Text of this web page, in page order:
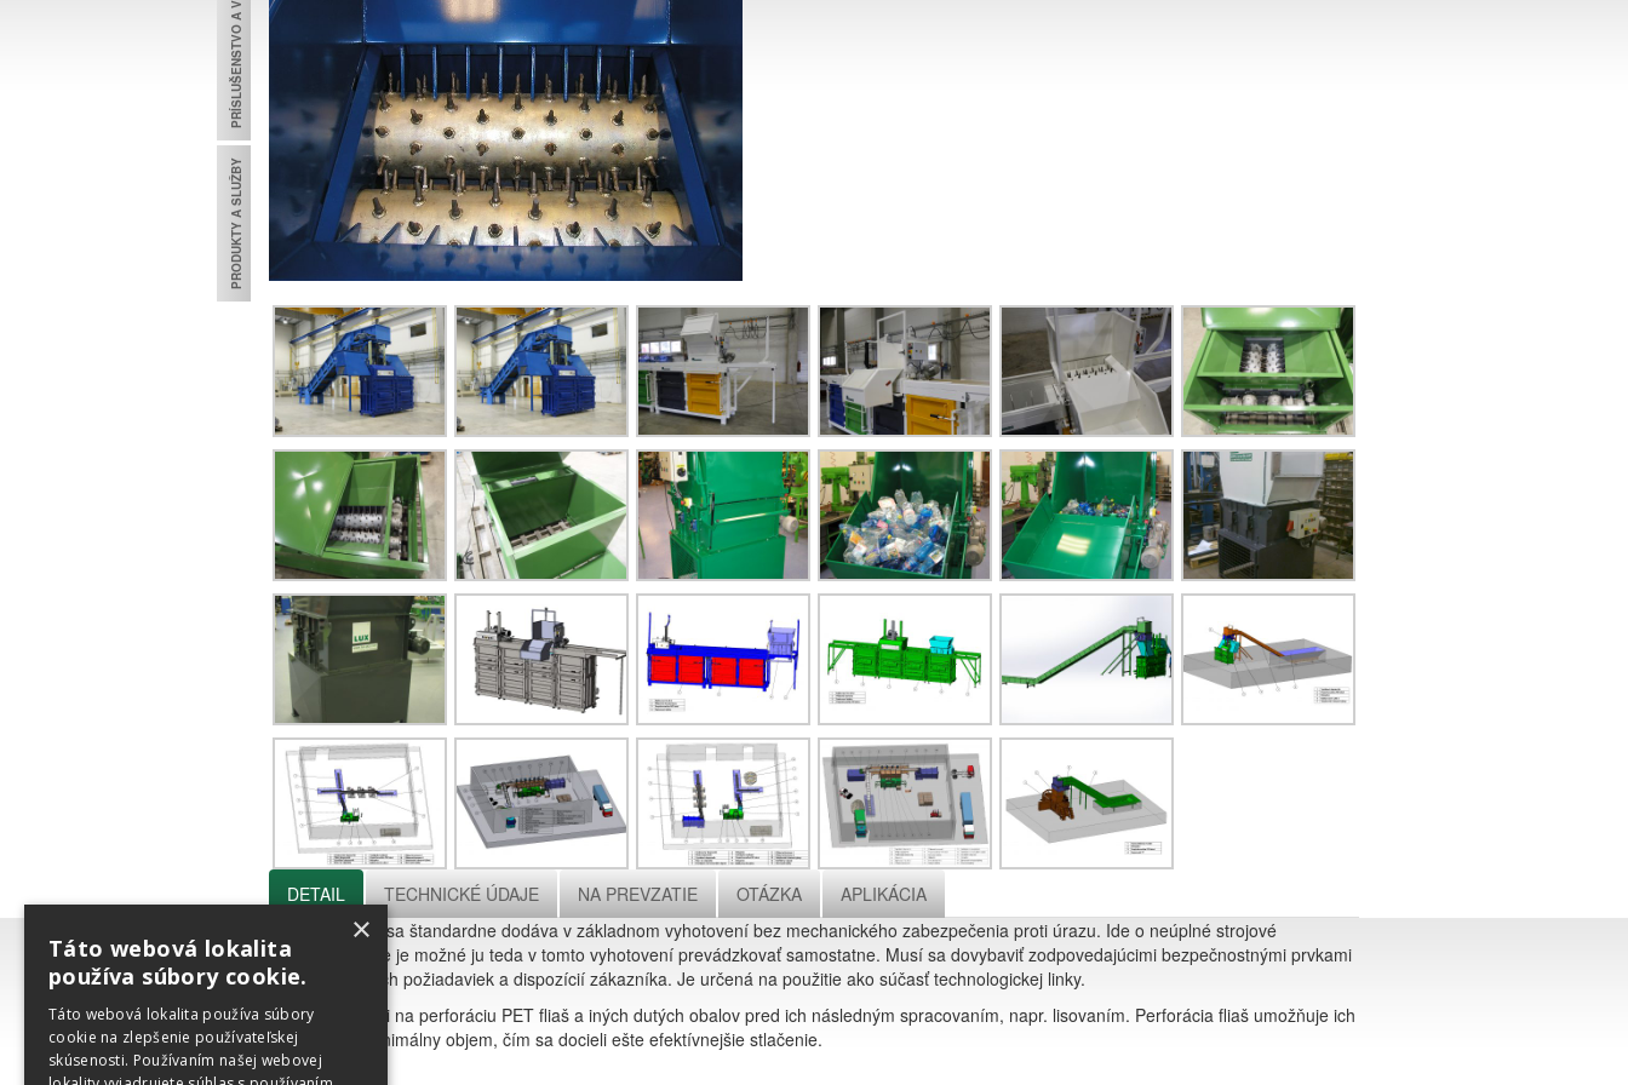
TECHNOLÓGIE PRE OCHRANU ŽIVOTNÉHO PROSTREDIA
PRODUKTY A SLUŽBY
DETAIL TECHNICKÉ ÚDAJE NA PREVZATIE OTÁZKA
APLIKÁCIA
Prepichovačka sa štandardne dodáva v základnom vyhotovení bez mechanického zabezpečenia proti úrazu. Ide o neúplné strojové
zariadenie a nie je možné ju teda v tomto vyhotovení prevádzkovať samostatne. Musí sa dovybaviť zodpovedajúcimi bezpečnostnými prvkami
podľa konečných požiadaviek a dispozícií zákazníka. Je určená na použitie ako súčasť technologickej linky.
Zariadenie slúži na perforáciu PET fliaš a iných dutých obalov pred ich následným spracovaním, napr. lisovaním. Perforácia fliaš umožňuje ich
redukciu na minimálny objem, čím sa docieli ešte efektívnejšie stlačenie.
×
Táto webová lokalita
používa súbory cookie.
Táto webová lokalita používa súbory
cookie na zlepšenie používateľskej
skúsenosti. Používaním našej webovej